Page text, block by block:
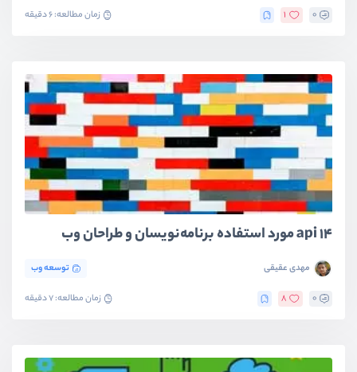
0
1 زمان مطالعه: 6 دقیقه
14 api مورد استفاده برنامه‌نویسان و طراحان وب
مهدی عقیقی توسعه وب
0
8 زمان مطالعه: 7 دقیقه